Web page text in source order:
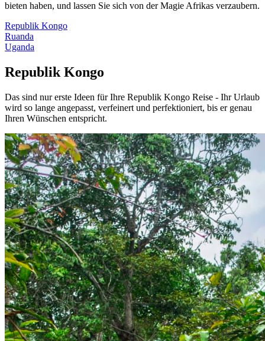
bieten haben, und lassen Sie sich von der Magie Afrikas verzaubern.
Republik Kongo
Ruanda
Uganda
Republik Kongo
Das sind nur erste Ideen für Ihre Republik Kongo Reise - Ihr Urlaub
wird so lange angepasst, verfeinert und perfektioniert, bis er genau
Ihren Wünschen entspricht.